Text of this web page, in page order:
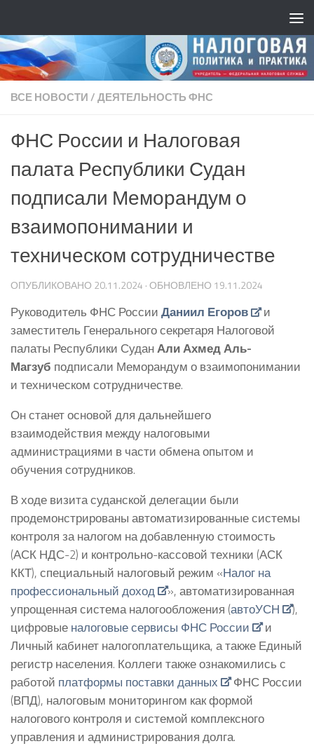
ВСЕ НОВОСТИ/ДЕЯТЕЛЬНОСТЬ ФНС
ФНС России и Налоговая
палата Республики Судан
подписали Меморандум о
взаимопонимании и
техническом сотрудничестве
ОПУБЛИКОВАНО 20.11.2024 · ОБНОВЛЕНО 19.11.2024
Руководитель ФНС России Даниил Егоров
и
заместитель Генерального секретаря Налоговой
палаты Республики СуданАли Ахмед Аль-
Магзуб подписали Меморандум о взаимопонимании
и техническом сотрудничестве.
Он станет основой для дальнейшего
взаимодействия между налоговыми
администрациями в части обмена опытом и
обучения сотрудников.
В ходе визита суданской делегации были
продемонстрированы автоматизированные системы
контроля за налогом на добавленную стоимость
(АСК НДС-2) и контрольно-кассовой техники (АСК
ККТ), специальный налоговый режим «Налог на
профессиональный доход
», автоматизированная
упрощенная система налогообложения (автоУСН
),
цифровые налоговые сервисы ФНС России
и
Личный кабинет налогоплательщика, а также Единый
регистр населения. Коллеги также ознакомились с
работой платформы поставки данных
ФНС России
(ВПД), налоговым мониторингом как формой
налогового контроля и системой комплексного
управления и администрирования долга.